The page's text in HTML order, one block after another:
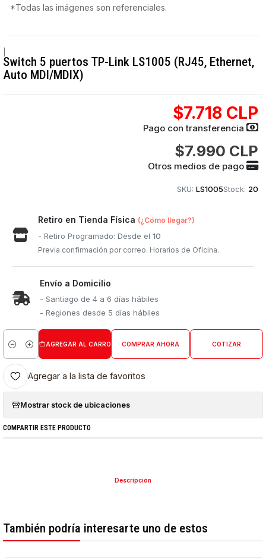
*Todas las imágenes son referenciales.
Switch 5 puertos TP-Link LS1005 (RJ45, Ethernet,
Auto MDI/MDIX)
$7.718 CLP
Pago con transferencia
$7.990 CLP
Otros medios de pago
SKU: LS1005Stock: 20
Retiro en Tienda Física (¿Cómo llegar?)
- Retiro Programado: Desde el10
Previa confirmación por correo. Horarios de Oficina.
Envío a Domicilio
- Santiago de 4 a 6 días hábiles
- Regiones desde 5 días hábiles
Cantidad
AGREGAR AL CARRO COMPRAR AHORA COTIZAR
Agregar a la lista de favoritos
Mostrar stock de ubicaciones
COMPARTIR ESTE PRODUCTO
Descripción
También podría interesarte uno de estos